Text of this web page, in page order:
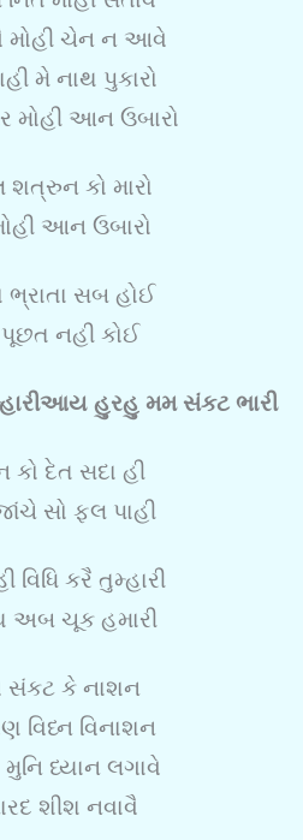
મોહી ચેન ન આવે
મે નાથ પુકારો
મોહી આન ઉબારો
શત્રુન કો મારો
આન ઉબારો
ભ્રાતા સબ હોઈ
નહી કોઈ
હુરહુ મમ સંકટ ભારી
કો દેત સદા હી
સો ફલ પાહી
કરૈ તુમ્હારી
અબ ચૂક હમારી
સંકટ કે નાશન
વિધ્ન વિનાશન
મુનિ ધ્યાન લગાવે
શીશ નવાવૈ